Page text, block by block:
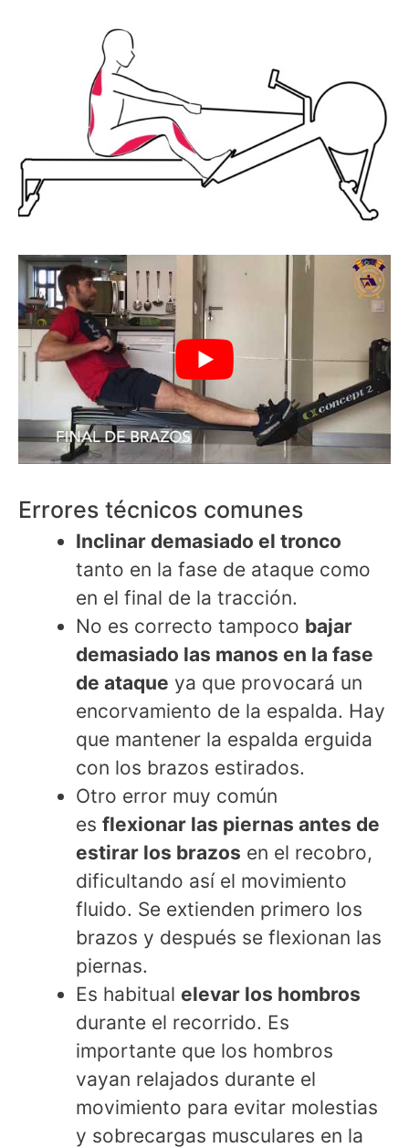
Errores técnicos comunes
Inclinar demasiado el tronco
tanto en la fase de ataque como
en el final de la tracción.
No es correcto tampoco bajar
demasiado las manos en la fase
de ataque ya que provocará un
encorvamiento de la espalda. Hay
que mantener la espalda erguida
con los brazos estirados.
Otro error muy común
es flexionar las piernas antes de
estirar los brazos en el recobro,
dificultando así el movimiento
fluido. Se extienden primero los
brazos y después se flexionan las
piernas.
Es habitual elevar los hombros
durante el recorrido. Es
importante que los hombros
vayan relajados durante el
movimiento para evitar molestias
y sobrecargas musculares en la